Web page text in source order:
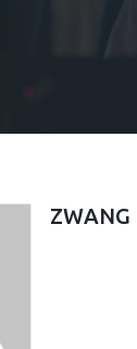
ZWANG